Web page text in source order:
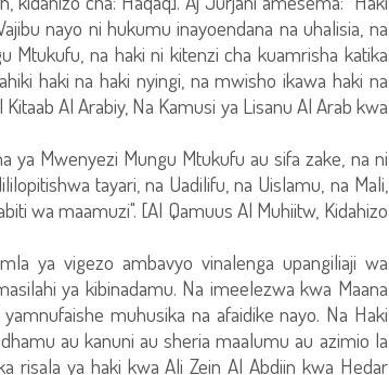
nayo ni hukumu inayoendana na uhalisia, na
Mtukufu, na haki ni kitenzi cha kuamrisha katika
haki na haki nyingi, na mwisho ikawa haki na
Al Arabiy, Na Kamusi ya Lisanu Al Arab kwa
ya Mwenyezi Mungu Mtukufu au sifa zake, na ni
tayari, na Uadilifu, na Uislamu, na Mali,
wa maamuzi". [Al Qamuus Al Muhiitw, Kidahizo
ya vigezo ambavyo vinalenga upangiliaji wa
ya kibinadamu. Na imeelezwa kwa Maana
muhusika na afaidike nayo. Na Haki
au kanuni au sheria maalumu au azimio la
risala ya haki kwa Ali Zein Al Abdiin kwa Hedar